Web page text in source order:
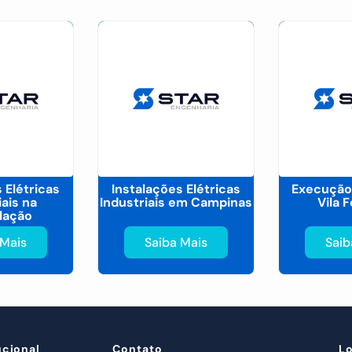
Elétricas
na
Instalações Elétricas
Industriais em Campinas
Saiba Mais
Vila
Contato